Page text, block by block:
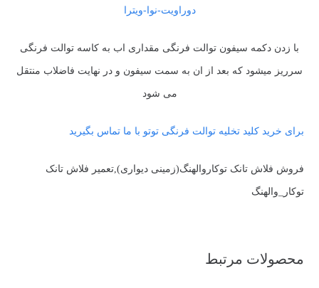
دوراویت-نوا-ویترا
با زدن دکمه سیفون توالت فرنگی مقداری اب به کاسه توالت فرنگی
سرریز میشود که بعد از ان به سمت سیفون و در نهایت فاضلاب منتقل
می شود
برای خرید کلید تخلیه توالت فرنگی توتو با ما تماس بگیرید
فروش فلاش تانک توکاروالهنگ(زمینی دیواری),تعمیر فلاش تانک
توکار_والهنگ
محصولات مرتبط